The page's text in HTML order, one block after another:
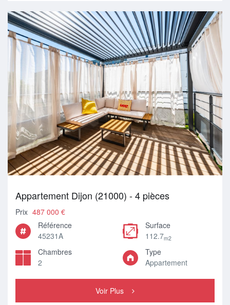
Appartement Dijon (21000) - 4 pièces
Prix 487 000 €
Référence
45231A
Surface
112.7m2
Chambres
2
Type
Appartement
Voir Plus